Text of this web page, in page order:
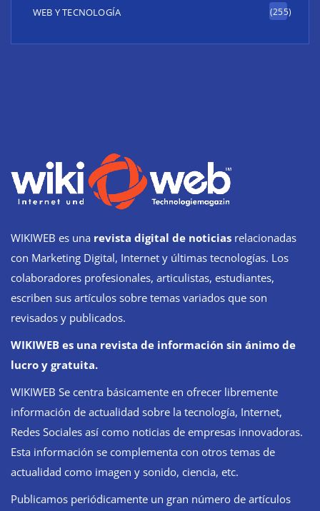
WEB Y TECNOLOGÍA (255)
WIKIWEB es una revista digital de noticias relacionadas
con Marketing Digital, Internet y últimas tecnologías. Los
colaboradores profesionales, articulistas, estudiantes,
escriben sus artículos sobre temas variados que son
revisados y publicados.
WIKIWEB es una revista de información sin ánimo de
lucro y gratuita.
WIKIWEB Se centra básicamente en ofrecer libremente
información de actualidad sobre la tecnología, Internet,
Redes Sociales así como noticias de empresas innovadoras.
Esta información se complementa con otros temas de
actualidad como imagen y sonido, ciencia, etc.
Publicamos periódicamente un gran número de artículos